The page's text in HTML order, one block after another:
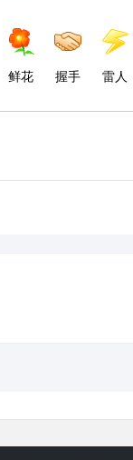
鲜花 握手 雷人